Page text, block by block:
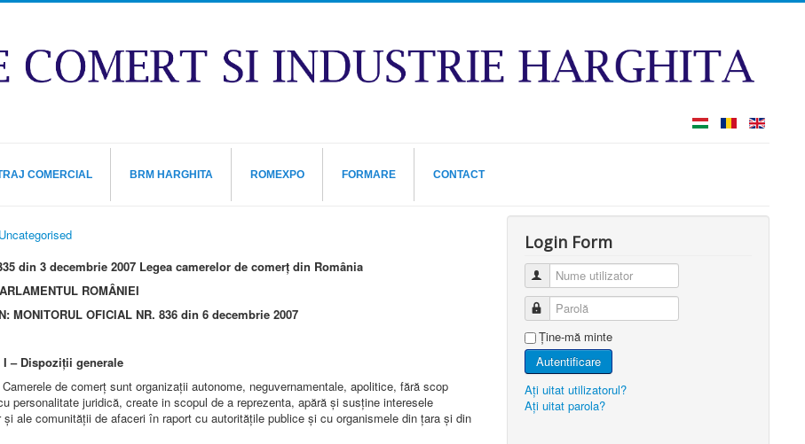
COMERCIAL BRM HARGHITA ROMEXPO FORMARE CONTACT
Uncategorised
din 3 decembrie 2007 Legea camerelor de comerț din România
ROMÂNIEI
MONITORUL OFICIAL NR. 836 din 6 decembrie 2007
I – Dispoziții generale
de comerț sunt organizații autonome, neguvernamentale, apolitice, fără scop
personalitate juridică, create in scopul de a reprezenta, apără și susține interesele
și ale comunității de afaceri în raport cu autoritățile publice și cu organismele din țara și din
Login Form
Nume utilizator
Parolă
Ţine-mă minte
Autentificare
Aţi uitat utilizatorul?
Aţi uitat parola?